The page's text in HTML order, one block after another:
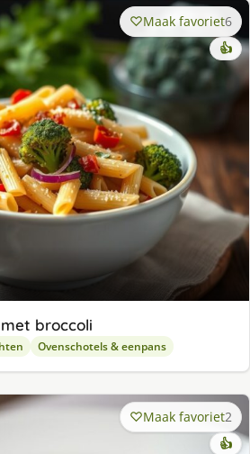
Maak favoriet6
👍
broccoli
Ovenschotels & eenpans
Maak favoriet2
👍